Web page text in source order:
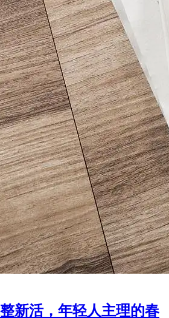
新活，年轻人主理的春